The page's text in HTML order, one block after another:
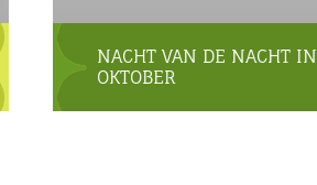
NACHT VAN DE NACHT IN
OKTOBER